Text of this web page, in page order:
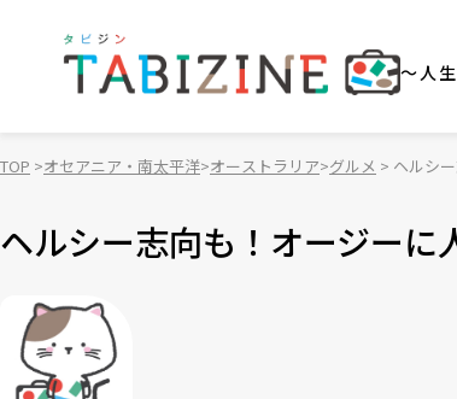
～人
TOP オセアニア・南太平洋 オーストラリア グルメ ヘルシ
ヘルシー志向も！オージー